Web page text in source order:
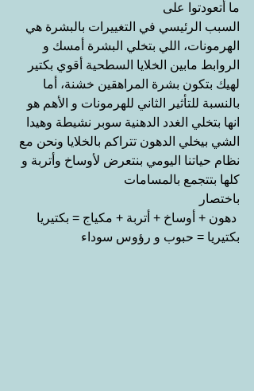
ما أتعودتوا على
السبب الرئيسي في التغييرات بالبشرة هي
الهرمونات، اللي بتخلي البشرة أمسك و
الروابط مابين الخلايا السطحية أقوي بكتير
لهيك بتكون بشرة المراهقين خشنة، أما
بالنسبة للتأثير الثاني للهرمونات و الأهم هو
انها بتخلي الغدد الدهنية سوبر نشيطة وهيدا
الشي بيخلي الدهون تتراكم بالخلايا ونحن مع
نظام حياتنا اليومي بنتعرض لأوساخ وأتربة و
كلها بتتجمع بالمسامات
باختصار
بكتيريا = حبوب و رؤوس سوداء